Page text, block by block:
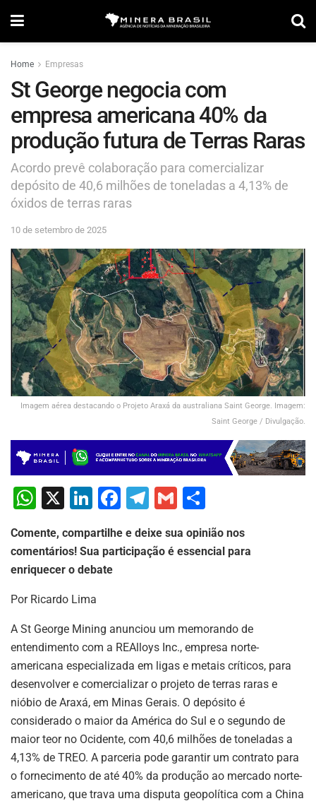
Home Empresas
St George negocia com
empresa americana 40% da
produção futura de Terras Raras
Acordo prevê colaboração para comercializar
depósito de 40,6 milhões de toneladas a 4,13% de
óxidos de terras raras
10 de setembro de 2025
Imagem aérea destacando o Projeto Araxá da australiana Saint George. Imagem:
Saint George / Divulgação.
W
at
s
A
p
p
X
Li
k
e
n
F
c
o
k
T
el
e
gr
G
ai
h
ar
Comente, compartilhe e deixe sua opinião nos
comentários! Sua participação é essencial para
enriquecer o debate
Por Ricardo Lima
A St George Mining anunciou um memorando de
entendimento com a REAlloys Inc., empresa norte-
americana especializada em ligas e metais críticos, para
desenvolver e comercializar o projeto de terras raras e
nióbio de Araxá, em Minas Gerais. O depósito é
considerado o maior da América do Sul e o segundo de
maior teor no Ocidente, com 40,6 milhões de toneladas a
4,13% de TREO. A parceria pode garantir um contrato para
o fornecimento de até 40% da produção ao mercado norte-
americano, que trava uma disputa geopolítica com a China